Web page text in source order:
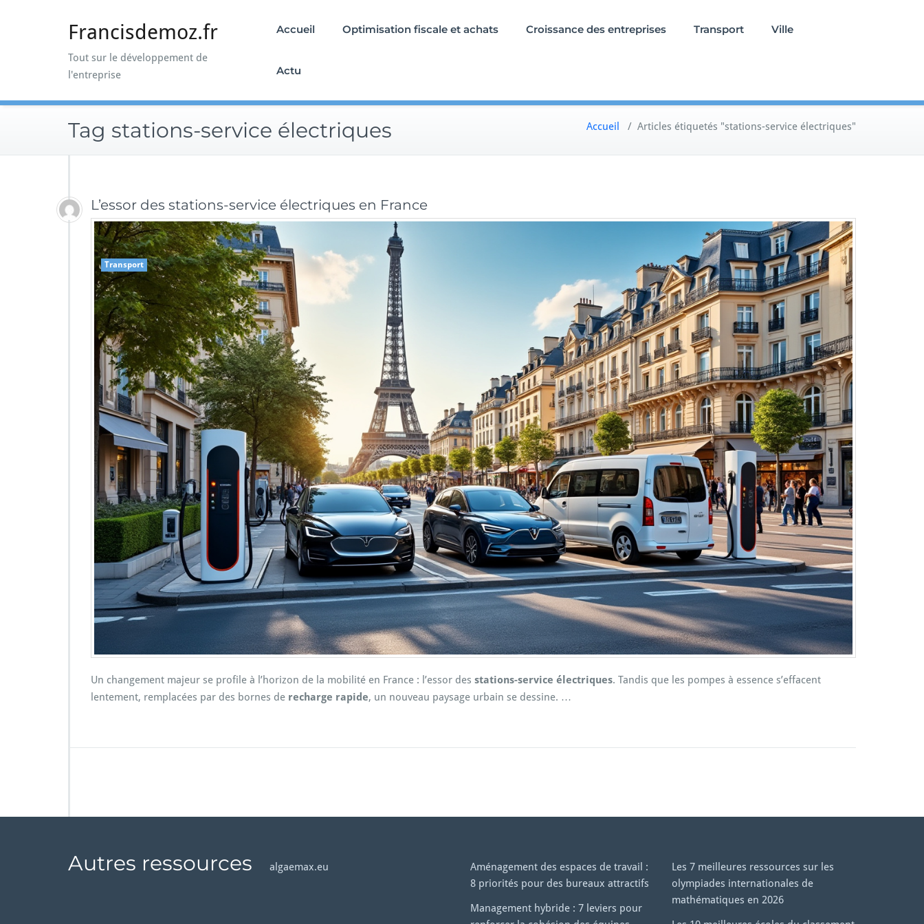
Francisdemoz.fr
Tout sur le développement de
l'entreprise
Accueil Optimisation fiscale et achats Croissance des entreprises Transport Ville
Actu
Tag stations-service électriques Accueil / Articles étiquetés "stations-service électriques"
L’essor des stations-service électriques en France
Transport
Un changement majeur se profile à l’horizon de la mobilité en France : l’essor des stations-service électriques. Tandis que les pompes à essence s’effacent
lentement, remplacées par des bornes de recharge rapide, un nouveau paysage urbain se dessine. …
Autres ressources algaemax.eu
Aménagement des espaces de travail :
8 priorités pour des bureaux attractifs
Management hybride : 7 leviers pour
Les 7 meilleures ressources sur les
olympiades internationales de
mathématiques en 2026